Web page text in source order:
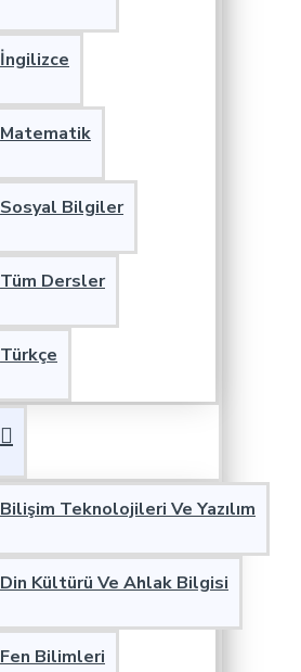
İngilizce
Matematik
Sosyal Bilgiler
Tüm Dersler
Türkçe
Bilişim Teknolojileri Ve Yazılım
Din Kültürü Ve Ahlak Bilgisi
Fen Bilimleri